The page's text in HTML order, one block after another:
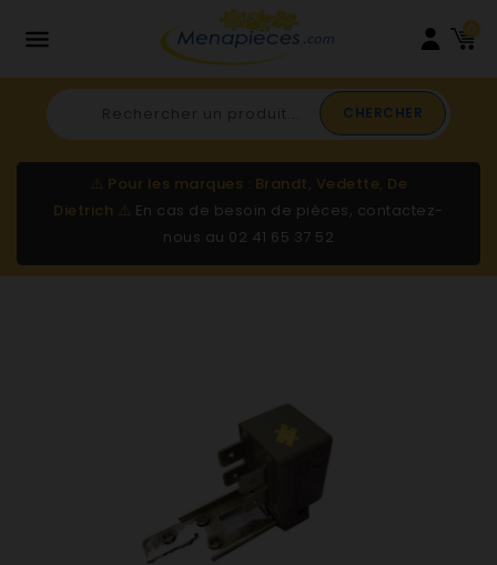
 0
CHERCHER
⚠️ Pour les marques : Brandt, Vedette, De
Dietrich ⚠️ En cas de besoin de pièces, contactez-
nous au 02 41 65 37 52